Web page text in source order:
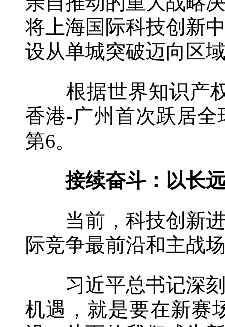
将上海国际科技创新
设从单城突破迈向区
根据世界知识产权
香港-广州首次跃居
第6。
接续奋斗：以长
当前，科技创新进
际竞争最前沿和主战
习近平总书记深刻
机遇，就是要在新赛